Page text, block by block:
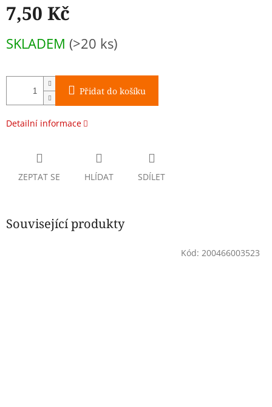
7,50 Kč
cena:
SKLADEM (>20 ks)
Přidat do košíku
Detailní informace
ZEPTAT SE HLÍDAT SDÍLET
Související produkty
Kód: 200466003523